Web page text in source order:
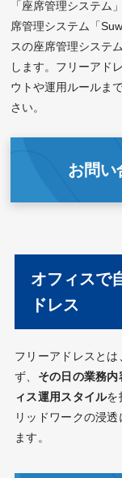
「座席管理システム
席管理システム「
スの座席管理システ
します。フリーアド
ウトや運用ルールま
さい。
お問い
オフィスで
ドレス
フリーアドレスと
ず、 その日の業務
ィス運用スタイルを
リッドワークの浸
ます。